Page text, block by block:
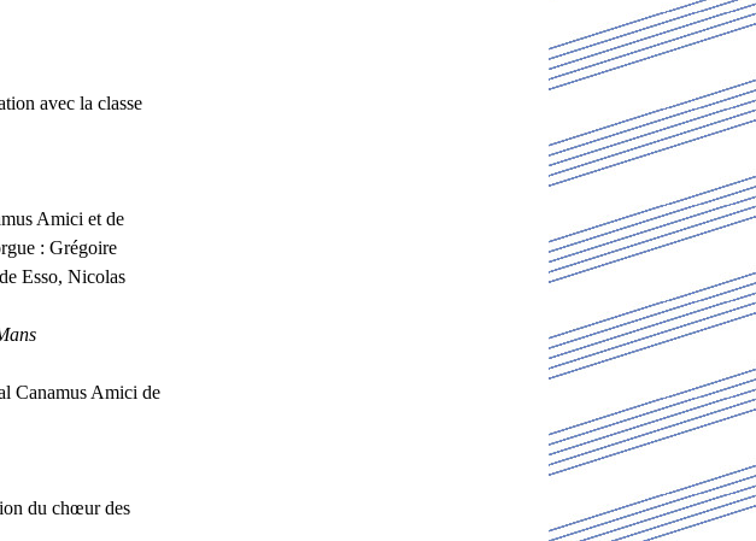
avec la classe
Amici et de
: Grégoire
Esso, Nicolas
Canamus Amici de
du chœur des